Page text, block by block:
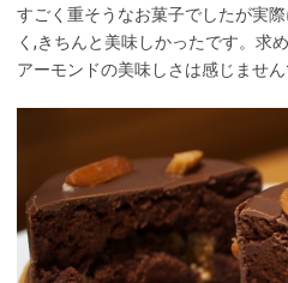
すごく重そうなお菓子でしたが実
く,きちんと美味しかったです。求
アーモンドの美味しさは感じません